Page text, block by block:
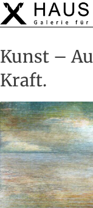
Kunst –
Kraft.